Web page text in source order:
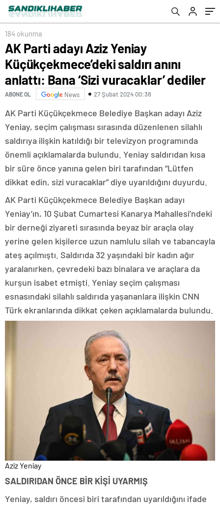
Bana ‘Sizi vuracaklar’ dediler
184 okunma
AK Parti adayı Aziz Yeniay
Küçükçekmece’deki saldırı anını
anlattı: Bana ‘Sizi vuracaklar’ dediler
ABONE OL News 27 Şubat 2024 00:38
AK Parti Küçükçekmece Belediye Başkan adayı Aziz
Yeniay, seçim çalışması sırasında düzenlenen silahlı
saldırıya ilişkin katıldığı bir televizyon programında
önemli açıklamalarda bulundu. Yeniay saldırıdan kısa
bir süre önce yanına gelen biri tarafından “Lütfen
dikkat edin, sizi vuracaklar” diye uyarıldığını duyurdu.
AK Parti Küçükçekmece Belediye Başkan adayı
Yeniay’ın, 10 Şubat Cumartesi Kanarya Mahallesi’ndeki
bir derneği ziyareti sırasında beyaz bir araçla olay
yerine gelen kişilerce uzun namlulu silah ve tabancayla
ateş açılmıştı. Saldırıda 32 yaşındaki bir kadın ağır
yaralanırken, çevredeki bazı binalara ve araçlara da
kurşun isabet etmişti. Yeniay seçim çalışması
esnasındaki silahlı saldırıda yaşananlara ilişkin CNN
Türk ekranlarında dikkat çeken açıklamalarda bulundu.
Aziz Yeniay
SALDIRIDAN ÖNCE BİR KİŞİ UYARMIŞ
Yeniay, saldırı öncesi biri tarafından uyarıldığını ifade